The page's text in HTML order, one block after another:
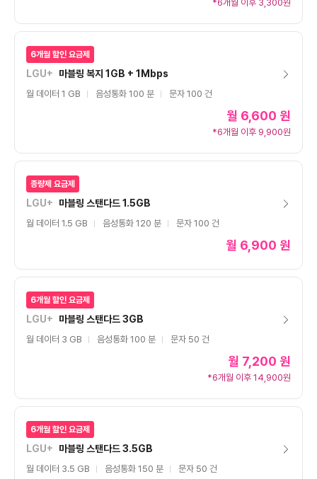
*6개월 이후 3,300원
6개월 할인 요금제
LGU+ 마블링 복지 1GB + 1Mbps
월 데이터 1 GB 음성통화 100 분 문자 100 건
월 6,600 원
*6개월 이후 9,900원
종량제 요금제
LGU+ 마블링 스탠다드 1.5GB
월 데이터 1.5 GB 음성통화 120 분 문자 100 건
월 6,900 원
6개월 할인 요금제
LGU+ 마블링 스탠다드 3GB
월 데이터 3 GB 음성통화 100 분 문자 50 건
월 7,200 원
*6개월 이후 14,900원
6개월 할인 요금제
LGU+ 마블링 스탠다드 3.5GB
월 데이터 3.5 GB 음성통화 150 분 문자 50 건